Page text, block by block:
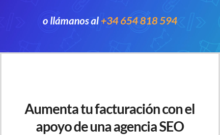
o llámanos al+34 654 818 594
Aumenta tu facturación con el
apoyo de una agencia SEO